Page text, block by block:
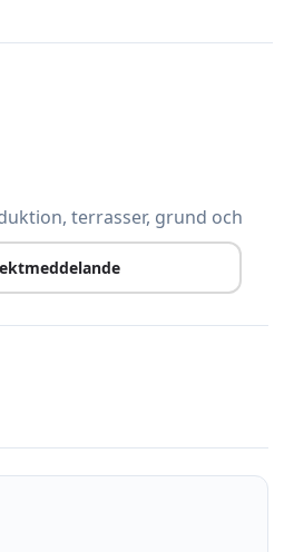
terrasser, grund och
täta lösningar och